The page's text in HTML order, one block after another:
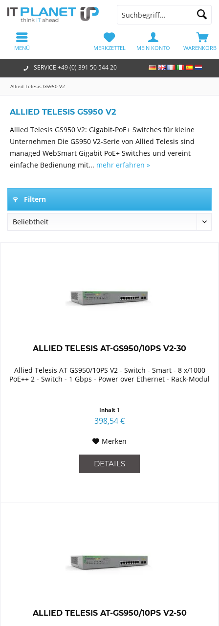
SERVICE +49 (0) 391 50 544 20
WARENKORB
MERKZETTEL MEIN KONTO
MENÜ
Allied Telesis GS950 V2
ALLIED TELESIS GS950 V2
Allied Telesis GS950 V2: Gigabit-PoE+ Switches für kleine
Unternehmen Die GS950 V2-Serie von Allied Telesis sind
managed WebSmart Gigabit PoE+ Switches und vereint
einfache Bedienung mit... mehr erfahren »
Filtern
ALLIED TELESIS AT-GS950/10PS V2-30
Allied Telesis AT GS950/10PS V2 - Switch - Smart - 8 x/1000
PoE++ 2 - Switch - 1 Gbps - Power over Ethernet - Rack-Modul
Inhalt 1
398,54 €
Merken
DETAILS
ALLIED TELESIS AT-GS950/10PS V2-50